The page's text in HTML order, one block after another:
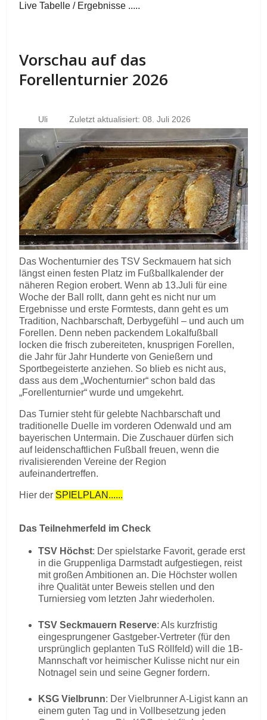
Live Tabelle / Ergebnisse .....
Vorschau auf das
Forellenturnier 2026
Uli Zuletzt aktualisiert: 08. Juli 2026
Das Wochenturnier des TSV Seckmauern hat sich
längst einen festen Platz im Fußballkalender der
näheren Region erobert. Wenn ab 13.Juli für eine
Woche der Ball rollt, dann geht es nicht nur um
Ergebnisse und erste Formtests, dann geht es um
Tradition, Nachbarschaft, Derbygefühl – und auch um
Forellen. Denn neben packendem Lokalfußball
locken die frisch zubereiteten, knusprigen Forellen,
die Jahr für Jahr Hunderte von Genießern und
Sportbegeisterte anziehen. So blieb es nicht aus,
dass aus dem „Wochenturnier“ schon bald das
„Forellenturnier“ wurde und umgekehrt.
Das Turnier steht für gelebte Nachbarschaft und
traditionelle Duelle im vorderen Odenwald und am
bayerischen Untermain. Die Zuschauer dürfen sich
auf leidenschaftlichen Fußball freuen, wenn die
rivalisierenden Vereine der Region
aufeinandertreffen.
Hier der SPIELPLAN......
Das Teilnehmerfeld im Check
TSV Höchst: Der spielstarke Favorit, gerade erst
in die Gruppenliga Darmstadt aufgestiegen, reist
mit großen Ambitionen an. Die Höchster wollen
ihre Qualität unter Beweis stellen und den
Turniersieg vom letzten Jahr wiederholen.
TSV Seckmauern Reserve: Als kurzfristig
eingesprungener Gastgeber-Vertreter (für den
ursprünglich geplanten TuS Röllfeld) will die 1B-
Mannschaft vor heimischer Kulisse nicht nur ein
Notnagel sein und seine Gegner fordern.
KSG Vielbrunn: Der Vielbrunner A-Ligist kann an
einem guten Tag und in Vollbesetzung jeden